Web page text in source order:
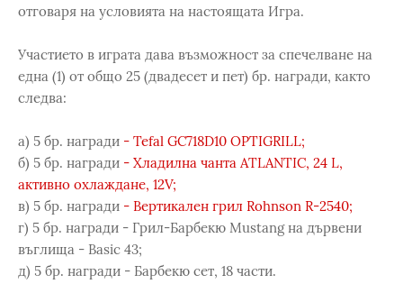
отговаря на условията на настоящата Игра.
Участието в играта дава възможност за спечелване на
една (1) от общо 25 (двадесет и пет) бр. награди, както
следва:
а) 5 бр. награди - Tefal GC718D10 OPTIGRILL;
б) 5 бр. награди - Хладилна чанта ATLANTIC, 24 L,
активно охлаждане, 12V;
в) 5 бр. награди - Вертикален грил Rohnson R-2540;
г) 5 бр. награди - Грил-Барбекю Mustang на дървени
въглища - Basic 43;
д) 5 бр. награди - Барбекю сет, 18 части.